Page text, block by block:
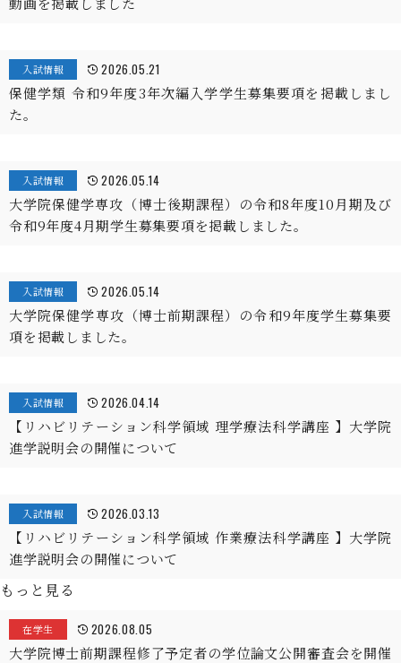
入試情報 2026.05.21
保健学類 令和9年度3年次編入学学生募集要項を掲載しまし
た。
入試情報 2026.05.14
大学院保健学専攻（博士後期課程）の令和8年度10月期及び
令和9年度4月期学生募集要項を掲載しました。
入試情報 2026.05.14
大学院保健学専攻（博士前期課程）の令和9年度学生募集要
項を掲載しました。
入試情報 2026.04.14
【リハビリテーション科学領域 理学療法科学講座 】大学院
進学説明会の開催について
入試情報 2026.03.13
【リハビリテーション科学領域 作業療法科学講座 】大学院
進学説明会の開催について
もっと見る
在学生 2026.08.05
大学院博士前期課程修了予定者の学位論文公開審査会を開催